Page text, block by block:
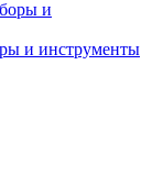
и инструменты